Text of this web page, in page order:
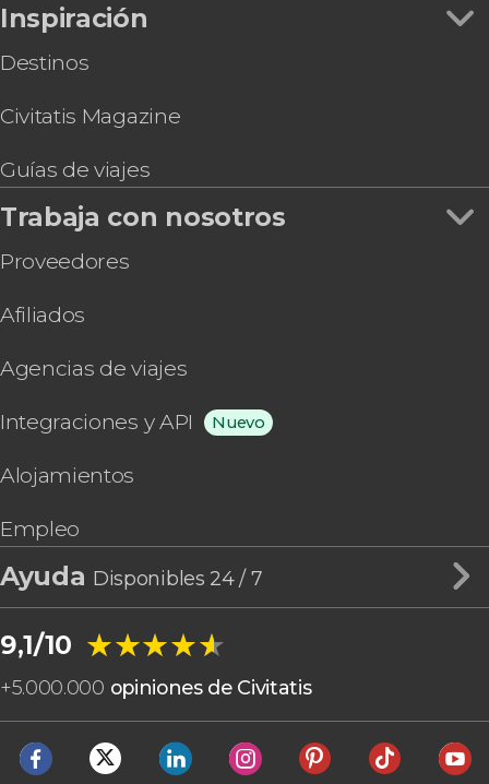
Inspiración
Destinos
Civitatis Magazine
Guías de viajes
Trabaja con nosotros
Proveedores
Afiliados
Agencias de viajes
Integraciones y API Nuevo
Alojamientos
Empleo
Ayuda Disponibles 24 / 7
9,1/10 ★★★★★
★★★★★
+5.000.000 opiniones de Civitatis